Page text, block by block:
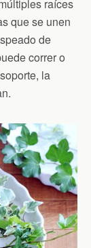
raíces
que se unen
de
correr o
la